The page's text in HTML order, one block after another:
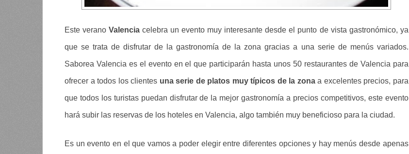
Este veranoValenciacelebra un evento muy interesante desde el punto de vista gastronómico, ya
que se trata de disfrutar de la gastronomía de la zona gracias a una serie de menús variados.
Saborea Valencia es el evento en el que participarán hasta unos 50 restaurantes de Valencia para
ofrecer a todos los clientes una serie de platos muy típicos de la zonaa excelentes precios, para
que todos los turistas puedan disfrutar de la mejor gastronomía a precios competitivos, este evento
hará subir las reservas de los hoteles en Valencia, algo también muy beneficioso para la ciudad.
Es un evento en el que vamos a poder elegir entre diferentes opciones y hay menús desde apenas